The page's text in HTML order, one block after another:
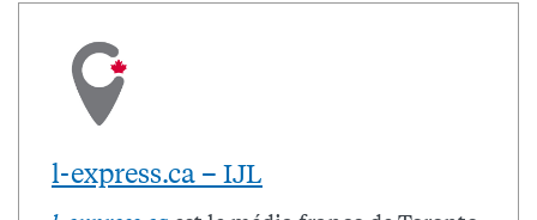
l-express.ca – IJL